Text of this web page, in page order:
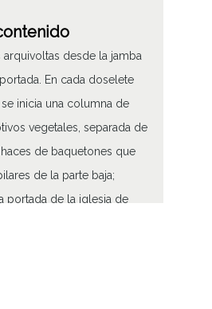
arquivoltas desde la jamba
En cada doselete
inicia una columna de
vegetales, separada de
de baquetones que
de la parte baja;
portada de la iglesia de